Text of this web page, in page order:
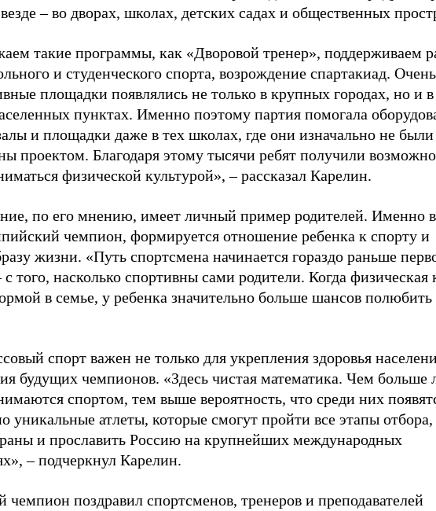
– во дворах, школах, детских садах и общественных
такие программы, как «Дворовой тренер», поддерживаем
и студенческого спорта, возрождение спартакиад.
площадки появлялись не только в крупных городах, но и в
пунктах. Именно поэтому партия помогала
и площадки даже в тех школах, где они изначально не были
проектом. Благодаря этому тысячи ребят получили
физической культурой», – рассказал Карелин.
по его мнению, имеет личный пример родителей. Именно
чемпион, формируется отношение ребенка к спорту и
жизни. «Путь спортсмена начинается гораздо раньше
того, насколько спортивны сами родители. Когда физическая
в семье, у ребенка значительно больше шансов полюбить
спорт важен не только для укрепления здоровья
будущих чемпионов. «Здесь чистая математика. Чем больше
спортом, тем выше вероятность, что среди них
уникальные атлеты, которые смогут пройти все этапы
и прославить Россию на крупнейших международных
– подчеркнул Карелин.
поздравил спортсменов, тренеров и преподавателей